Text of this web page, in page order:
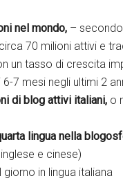
nel mondo, –
70 milioni attivi e
un tasso di crescita
7 mesi negli ultimi 2
di blog attivi italiani, o
lingua nella
e cinese)
in lingua italiana